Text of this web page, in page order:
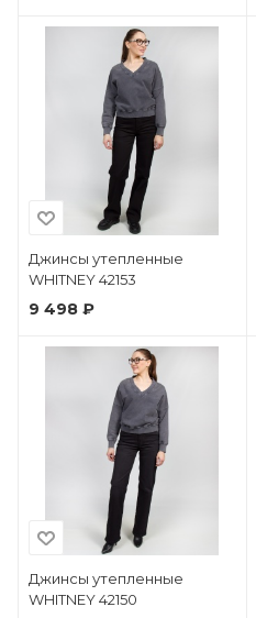
Джинсы утепленные
WHITNEY 42153
9 498 ₽
Джинсы утепленные
WHITNEY 42150